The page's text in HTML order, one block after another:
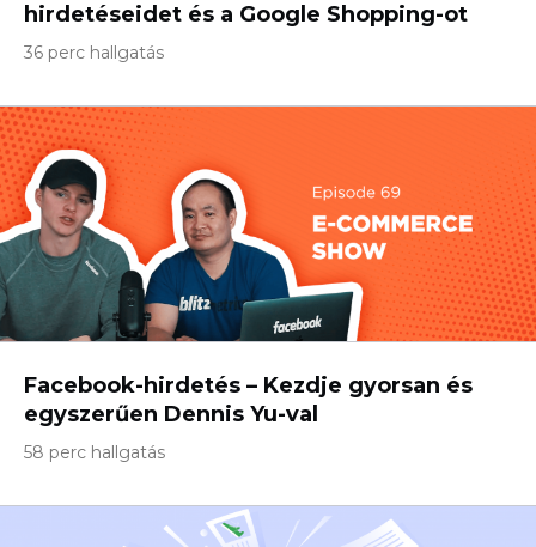
hirdetéseidet és a Google Shopping-ot
36 perc hallgatás
Facebook-hirdetés – Kezdje gyorsan és
egyszerűen Dennis Yu-val
58 perc hallgatás